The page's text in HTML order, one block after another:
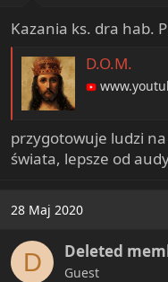
Kazania ks. dra hab.
D.O.M.
przygotowuje ludzi
świata, lepsze od
28 Maj 2020
D Deleted
Guest